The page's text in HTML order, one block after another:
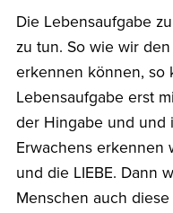
Die Lebensaufgabe
zu tun. So wie wir
erkennen können, so
Lebensaufgabe erst
der Hingabe und und
Erwachens erkennen
und die LIEBE. Dann
Menschen auch